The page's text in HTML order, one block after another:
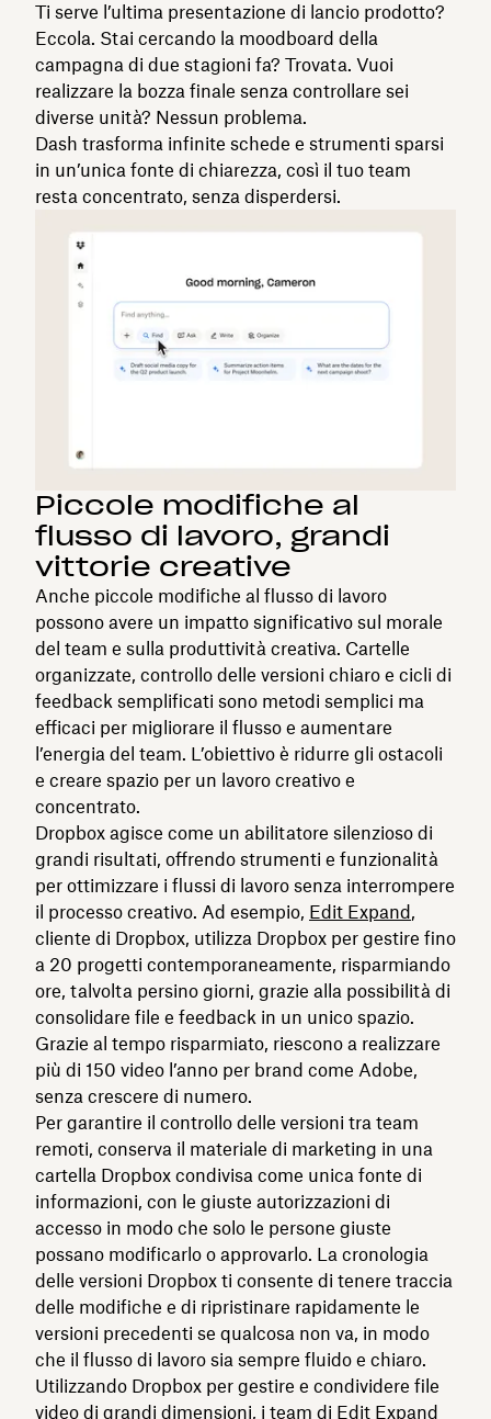
Ti serve l’ultima presentazione di lancio prodotto?
Eccola. Stai cercando la moodboard della
campagna di due stagioni fa? Trovata. Vuoi
realizzare la bozza finale senza controllare sei
diverse unità? Nessun problema.
Dash trasforma infinite schede e strumenti sparsi
in un’unica fonte di chiarezza, così il tuo team
resta concentrato, senza disperdersi.
Piccole modifiche al
flusso di lavoro, grandi
vittorie creative
Anche piccole modifiche al flusso di lavoro
possono avere un impatto significativo sul morale
del team e sulla produttività creativa. Cartelle
organizzate, controllo delle versioni chiaro e cicli di
feedback semplificati sono metodi semplici ma
efficaci per migliorare il flusso e aumentare
l’energia del team. L’obiettivo è ridurre gli ostacoli
e creare spazio per un lavoro creativo e
concentrato.
Dropbox agisce come un abilitatore silenzioso di
grandi risultati, offrendo strumenti e funzionalità
per ottimizzare i flussi di lavoro senza interrompere
il processo creativo. Ad esempio, Edit Expand ,
cliente di Dropbox, utilizza Dropbox per gestire fino
a 20 progetti contemporaneamente, risparmiando
ore, talvolta persino giorni, grazie alla possibilità di
consolidare file e feedback in un unico spazio.
Grazie al tempo risparmiato, riescono a realizzare
più di 150 video l’anno per brand come Adobe,
senza crescere di numero.
Per garantire il controllo delle versioni tra team
remoti, conserva il materiale di marketing in una
cartella Dropbox condivisa come unica fonte di
informazioni, con le giuste autorizzazioni di
accesso in modo che solo le persone giuste
possano modificarlo o approvarlo. La cronologia
delle versioni Dropbox ti consente di tenere traccia
delle modifiche e di ripristinare rapidamente le
versioni precedenti se qualcosa non va, in modo
che il flusso di lavoro sia sempre fluido e chiaro.
Utilizzando Dropbox per gestire e condividere file
video di grandi dimensioni, i team di Edit Expand